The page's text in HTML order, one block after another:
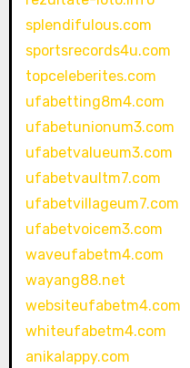
splendifulous.com
sportsrecords4u.com
topceleberites.com
ufabetting8m4.com
ufabetunionum3.com
ufabetvalueum3.com
ufabetvaultm7.com
ufabetvillageum7.com
ufabetvoicem3.com
waveufabetm4.com
wayang88.net
websiteufabetm4.com
whiteufabetm4.com
anikalappy.com